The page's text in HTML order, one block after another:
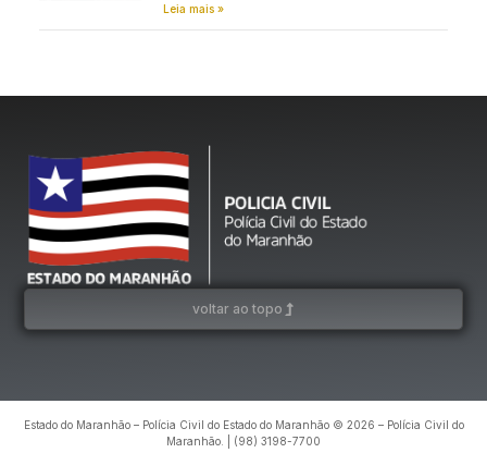
Leia mais »
voltar ao topo
Estado do Maranhão – Polícia Civil do Estado do Maranhão © 2026 – Polícia Civil do
Maranhão. | (98) 3198-7700